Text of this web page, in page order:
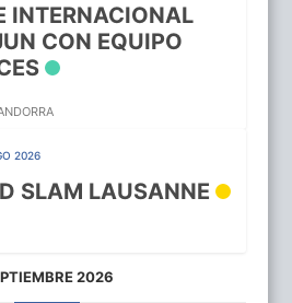
INTERNACIONAL
CON EQUIPO
2026
SLAM LAUSANNE
2026